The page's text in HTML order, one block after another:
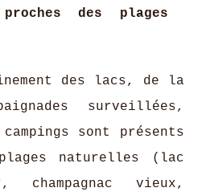
des plages
des lacs, de la
surveillées,
sont présents
naturelles (lac
vieux,